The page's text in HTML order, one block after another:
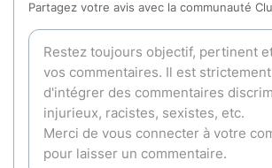
Partagez votre avis avec la communauté